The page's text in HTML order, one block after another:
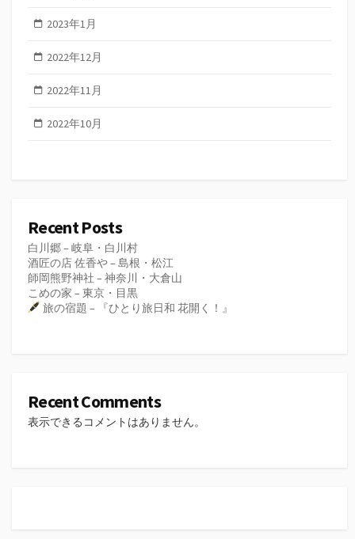
2023年1月
2022年12月
2022年11月
2022年10月
Recent Posts
白川郷 – 岐阜・白川村
酒匠の店 佐香や – 島根・松江
師岡熊野神社 – 神奈川・大倉山
こめの家 – 東京・目黒
旅の宿題 – 『ひとり旅日和 花開く！』
Recent Comments
表示できるコメントはありません。